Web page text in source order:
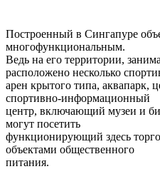
Построенный в Сингапуре
многофункциональным.
Ведь на его территории,
расположено несколько
арен крытого типа, аквапарк,
спортивно-информационный
центр, включающий музеи и
могут посетить
функционирующий здесь
объектами общественного
питания.